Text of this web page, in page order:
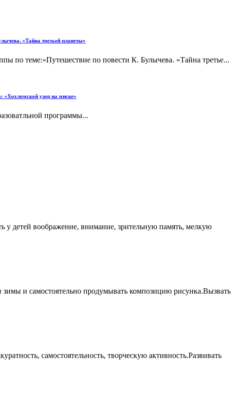
«Тайна третьей планеты»
по теме:«Путешествие по повести К. Булычева. «Тайна третье...
«Хохломской узор на миске»
программы...
у детей воображение, внимание, зрительную память, мелкую
и самостоятельно продумывать композицию рисунка.Вызвать
самостоятельность, творческую активность.Развивать